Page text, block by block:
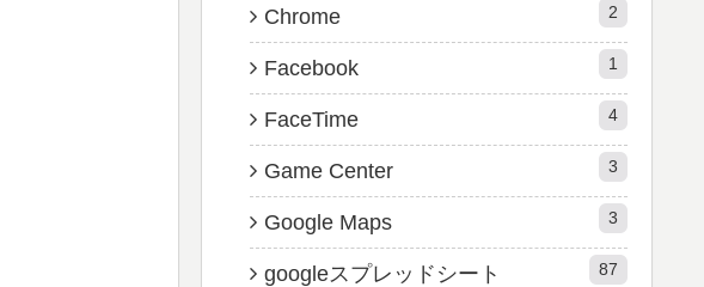
Chrome 2
Facebook 1
FaceTime 4
Game Center 3
Google Maps 3
googleスプレッドシート 87